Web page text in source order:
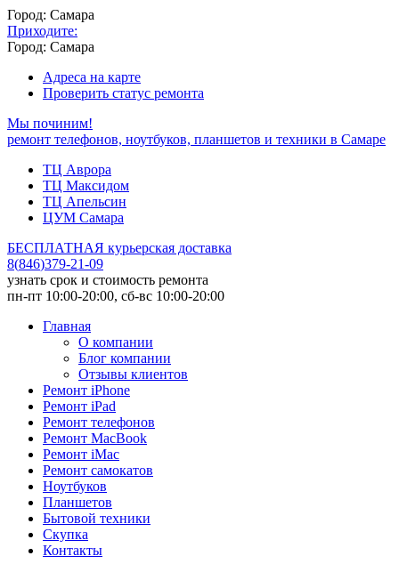
Город: Самара
Приходите:
Город: Самара
Адреса на карте
Проверить статус ремонта
Мы починим!
ремонт телефонов, ноутбуков, планшетов и техники в Самаре
ТЦ Аврора
ТЦ Максидом
ТЦ Апельсин
ЦУМ Самара
БЕСПЛАТНАЯ курьерская доставка
8(846)379-21-09
узнать срок и стоимость ремонта
пн-пт 10:00-20:00, сб-вс 10:00-20:00
Главная
О компании
Блог компании
Отзывы клиентов
Ремонт iPhone
Ремонт iPad
Ремонт телефонов
Ремонт MacBook
Ремонт iMac
Ремонт самокатов
Ноутбуков
Планшетов
Бытовой техники
Скупка
Контакты